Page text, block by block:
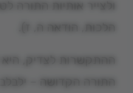
ולצייר אותיות התורה
הלכות, הודאה ה, ז).
ההתקשרות לצדיק,
התורה הקדושה – ילבלב